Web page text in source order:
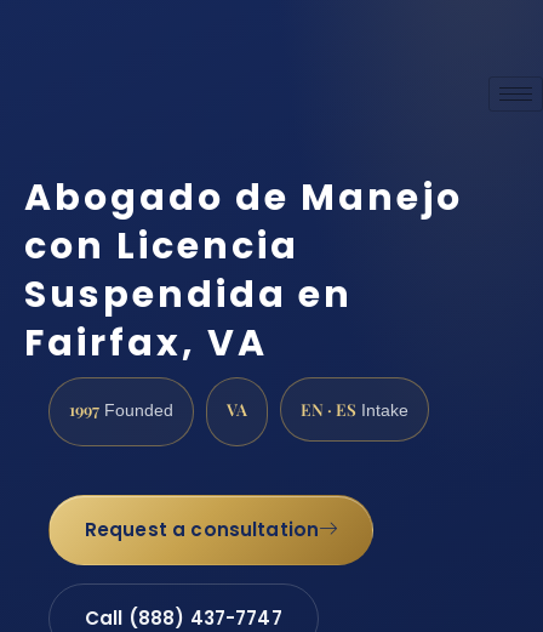
Abogado de Manejo
con Licencia
Suspendida en
Fairfax, VA
1997 Founded VA EN · ES Intake
Request a consultation
Call (888) 437-7747